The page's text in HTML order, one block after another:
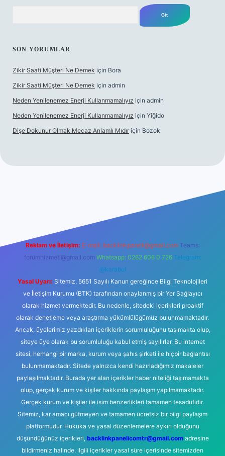
SON YORUMLAR
Zikir Saati Müşteri Ne Demek için Bora
Zikir Saati Müşteri Ne Demek için admin
Neden Yenilenemez Enerji Kullanmamalıyız için admin
Neden Yenilenemez Enerji Kullanmamalıyız için Yiğido
Dişe Dokunur Olmak Mecaz Anlamlı Mıdır için Bozok
Reklam ve İletişim: E-mail: backlinkpaneli@gmail.com Teams:
forumhizmeti@gmail.com Whatsapp: 0262 606 0 726 Telegram:
@karabul
Yasal Uyarı: Sitemiz, 5651 Sayılı Kanun gereğince Bilgi Teknolojileri
ve İletişim Kurumu (BTK) tarafından onaylanmış bir Yer Sağlayıcı
olarak hizmet vermektedir. Bu nedenle, sitedeki içerikleri proaktif
olarak denetleme veya araştırma yükümlülüğümüz bulunmamaktadır.
Ancak, üyelerimiz yazdıkları içeriklerin sorumluluğunu taşımakta olup,
siteye üye olarak bu sorumluluğu kabul etmiş sayılırlar. Bu internet
sitesi, herhangi bir marka, kurum veya şahıs şirketi ile hiçbir bağlantısı
bulunmamaktadır. Sitede yalnızca kendi hazırladığımız makaleler
paylaşılmaktadır. Burada yer alan içerikler haber niteliği taşımamakta
olup, gerçek kurum ve kişiler hakkında paylaşım yapılmamaktadır.
Gerçek kurum ve kişiler ile isim benzerlikleri tamamen tesadüfidir.
Sitemiz, kar amacı gütmeyen ve tamamen ücretsiz bir bilgi paylaşım
platformudur. Hukuka ve yasal düzenlemelere aykırı olduğunu
düşündüğünüz içerikleri, backlinkpanelicomtr@gmail.comadresine
bildirmeniz halinde, ilgili içerikler yasal süre içerisinde sitemizden